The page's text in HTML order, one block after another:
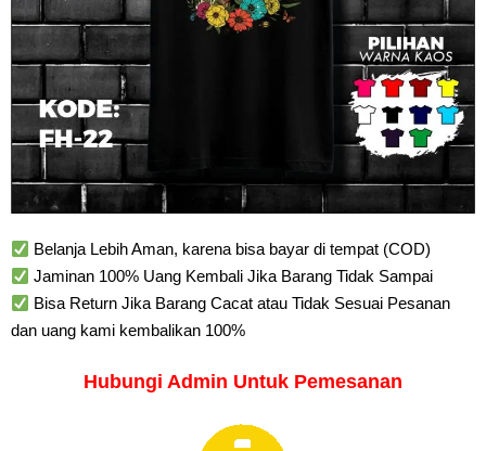
Belanja Lebih Aman, karena bisa bayar di tempat (COD)
Jaminan 100% Uang Kembali Jika Barang Tidak Sampai
Bisa Return Jika Barang Cacat atau Tidak Sesuai Pesanan
dan uang kami kembalikan 100%
Hubungi Admin Untuk Pemesanan